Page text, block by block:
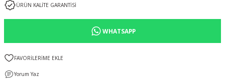
ÜRÜN KALİTE GARANTİSİ
WHATSAPP
Yorum Yaz